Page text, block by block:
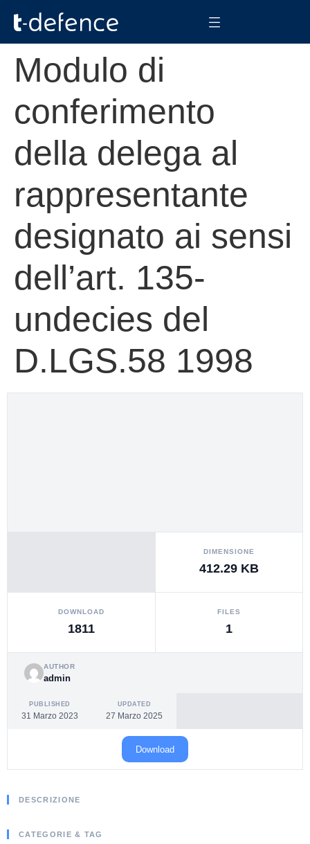
Modulo di
conferimento
della delega al
rappresentante
designato ai sensi
dell’art. 135-
undecies del
D.LGS.58 1998
DIMENSIONE
412.29 KB
DOWNLOAD
1811
FILES
1
AUTHOR
admin
PUBLISHED
31 Marzo 2023
UPDATED
27 Marzo 2025
Download
DESCRIZIONE
CATEGORIE & TAG